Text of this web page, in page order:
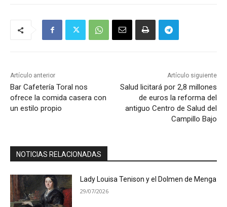
Artículo anterior
Bar Cafetería Toral nos
ofrece la comida casera con
un estilo propio
Artículo siguiente
Salud licitará por 2,8 millones
de euros la reforma del
antiguo Centro de Salud del
Campillo Bajo
NOTICIAS RELACIONADAS
Lady Louisa Tenison y el Dolmen de Menga
29/07/2026